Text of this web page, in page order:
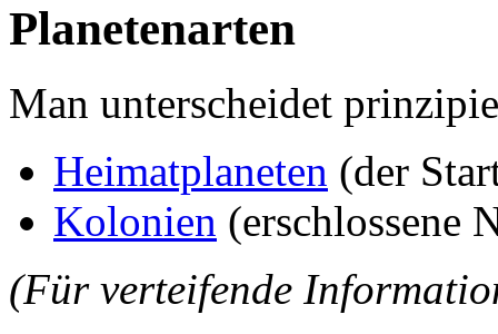
Planetenarten
Man unterscheidet
Heimatplaneten (der
Kolonien (erschlossene
(Für verteifende